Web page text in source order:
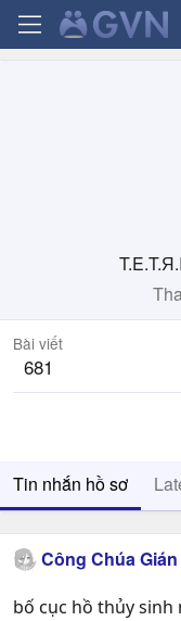
Bài viết
681
Tin nhắn hồ sơ
Công Chúa Gián
bố cục hồ thủy